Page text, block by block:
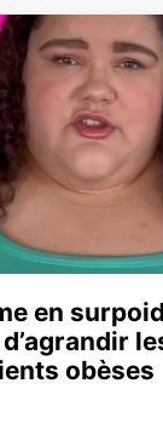
en
obèses